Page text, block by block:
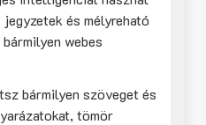
és mélyreható
webes
bármilyen szöveget és
tömör